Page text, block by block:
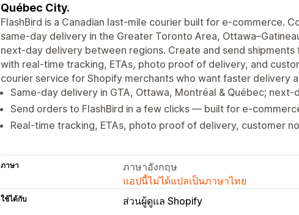
Québec City.
FlashBird is a Canadian last-mile courier built for e-commerce.
same-day delivery in the Greater Toronto Area,
next-day delivery between regions. Create and send
with real-time tracking, ETAs, photo proof of delivery, and
courier service for Shopify merchants who want faster delivery
Same-day delivery in GTA, Ottawa, Montréal & Québec;
Send orders to FlashBird in a few clicks — built for e-
Real-time tracking, ETAs, photo proof of delivery, customer
ภาษา
ภาษาอังกฤษ
แอปนี้ไม่ได้แปลเป็นภาษาไทย
ใช้ได้กับ ส่วนผู้ดูแล Shopify